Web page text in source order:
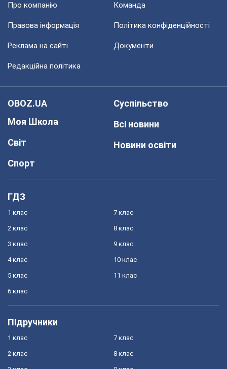
Про компанію Команда
Правова інформація Політика конфіденційності
Реклама на сайті Документи
Редакційна політика
OBOZ.UA
Моя Школа
Світ
Спорт
Суспільство
Всі новини
Новини освіти
ГДЗ
1 клас
2 клас
3 клас
4 клас
5 клас
6 клас
7 клас
8 клас
9 клас
10 клас
11 клас
Підручники
1 клас
2 клас
7 клас
8 клас